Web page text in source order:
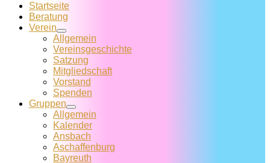
Startseite
Beratung
Verein
Allgemein
Vereins­geschichte
Satzung
Mitglied­schaft
Vorstand
Spenden
Gruppen
Allgemein
Kalender
Ansbach
Aschaffenburg
Bayreuth